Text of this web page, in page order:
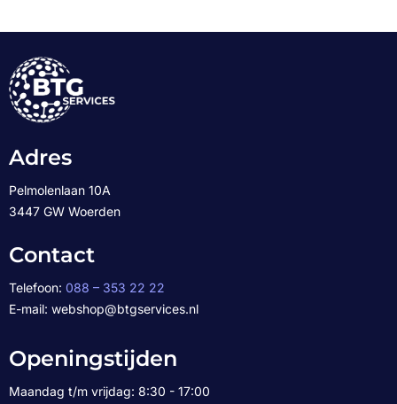
Adres
Pelmolenlaan 10A
3447 GW Woerden
Contact
Telefoon: 088 – 353 22 22
E-mail: webshop@btgservices.nl
Openingstijden
Maandag t/m vrijdag: 8:30 - 17:00